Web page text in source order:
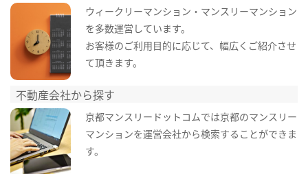
ウィークリーマンション・マンスリーマンション
を多数運営しています。
お客様のご利用目的に応じて、幅広くご紹介させ
て頂きます。
不動産会社から探す
京都マンスリードットコムでは京都のマンスリー
マンションを運営会社から検索することができま
す。